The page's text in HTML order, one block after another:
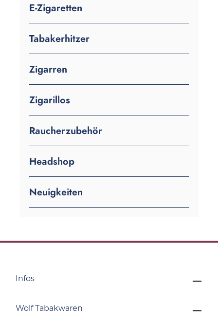
E-Zigaretten
Tabakerhitzer
Zigarren
Zigarillos
Raucherzubehör
Headshop
Neuigkeiten
Infos
Wolf Tabakwaren